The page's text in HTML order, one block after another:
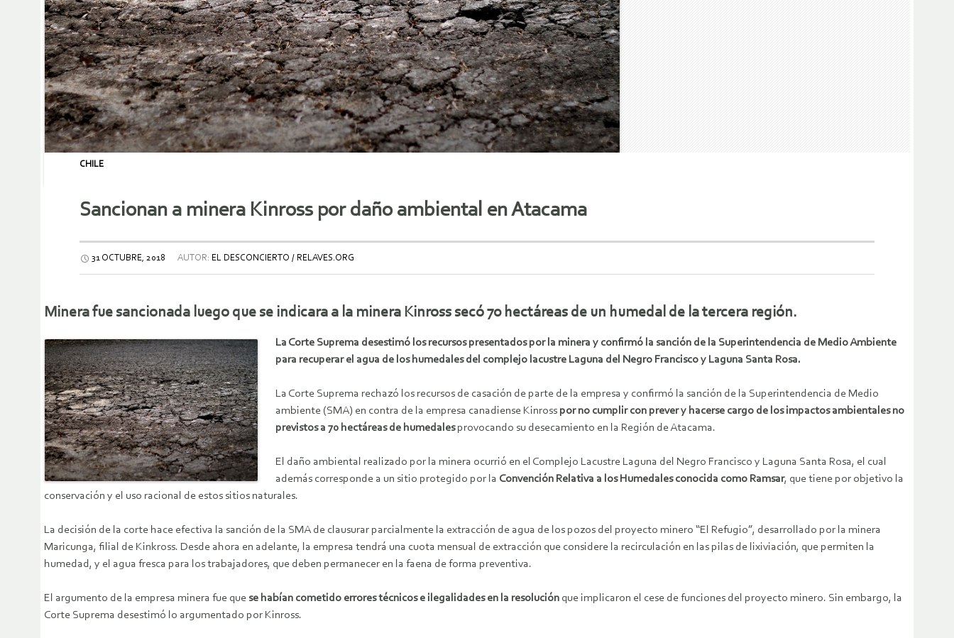
CHILE
Sancionan a minera Kinross por daño ambiental en Atacama
31 OCTUBRE, 2018 AUTOR: EL DESCONCIERTO / RELAVES.ORG
Minera fue sancionada luego que se indicara a la minera Kinross secó 70 hectáreas de un humedal de la tercera región.
La Corte Suprema desestimó los recursos presentados por la minera y confirmó la sanción de la Superintendencia de Medio Ambiente
para recuperar el agua de los humedales del complejo lacustre Laguna del Negro Francisco y Laguna Santa Rosa.
La Corte Suprema rechazó los recursos de casación de parte de la empresa y confirmó la sanción de la Superintendencia de Medio
ambiente (SMA) en contra de la empresa canadiense Kinross por no cumplir con prever y hacerse cargo de los impactos ambientales no
previstos a 70 hectáreas de humedalesprovocando su desecamiento en la Región de Atacama.
El daño ambiental realizado por la minera ocurrió en el Complejo Lacustre Laguna del Negro Francisco y Laguna Santa Rosa, el cual
además corresponde a un sitio protegido por la Convención Relativa a los Humedales conocida como Ramsar, que tiene por objetivo la
conservación y el uso racional de estos sitios naturales.
La decisión de la corte hace efectiva la sanción de la SMA de clausurar parcialmente la extracción de agua de los pozos del proyecto minero “El Refugio”, desarrollado por la minera
Maricunga, filial de Kinkross. Desde ahora en adelante, la empresa tendrá una cuota mensual de extracción que considere la recirculación en las pilas de lixiviación, que permiten la
humedad, y el agua fresca para los trabajadores, que deben permanecer en la faena de forma preventiva.
El argumento de la empresa minera fue que se habían cometido errores técnicos e ilegalidades en la resolución que implicaron el cese de funciones del proyecto minero. Sin embargo, la
Corte Suprema desestimó lo argumentado por Kinross.